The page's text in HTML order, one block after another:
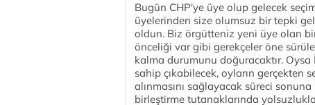
Bugün CHP'ye üye olup gelecek
üyelerinden size olumsuz bir tepki
oldun. Biz örgütteniz yeni üye olan
önceliği var gibi gerekçeler öne
kalma durumunu doğuracaktır.
sahip çıkabilecek, oyların gerçekten
alınmasını sağlayacak süreci
birleştirme tutanaklarında